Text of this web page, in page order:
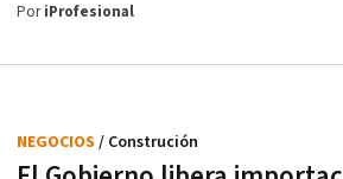
PoriProfesional
NEGOCIOS / Construción